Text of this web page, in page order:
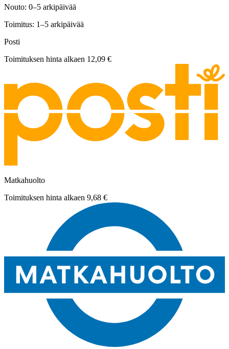
Nouto: 0–5 arkipäivää
Toimitus: 1–5 arkipäivää
Posti
Toimituksen hinta alkaen 12,09 €
Matkahuolto
Toimituksen hinta alkaen 9,68 €